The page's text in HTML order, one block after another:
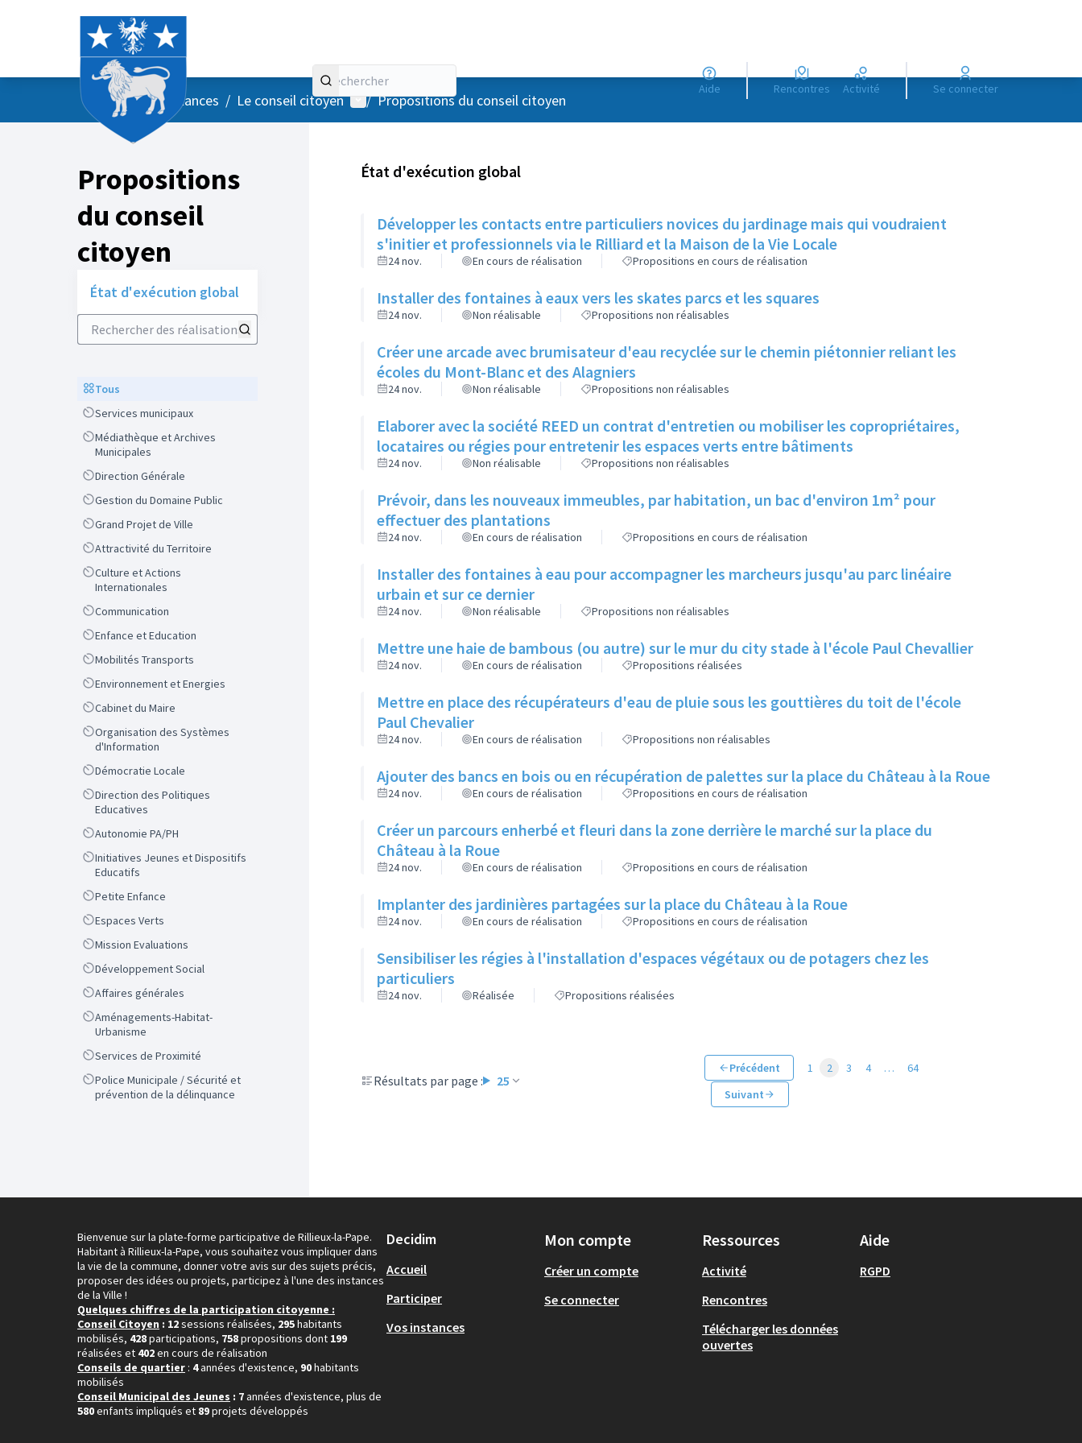
Aide Rencontres Activité Se connecter
AccueilMenu principal
/ Vos instances / Le conseil citoyen Menu utilisateur
/ Propositions du conseil citoyen
Propositions
du conseil
citoyen
État d'exécution global
Rechercher des réalisations
ScopeTous
ScopeServices municipaux
Scope
Médiathèque et Archives
Municipales
ScopeDirection Générale
ScopeGestion du Domaine Public
ScopeGrand Projet de Ville
ScopeAttractivité du Territoire
Scope
Culture et Actions
Internationales
ScopeCommunication
ScopeEnfance et Education
ScopeMobilités Transports
ScopeEnvironnement et Energies
ScopeCabinet du Maire
Scope
Organisation des Systèmes
d'Information
ScopeDémocratie Locale
Scope
Direction des Politiques
Educatives
ScopeAutonomie PA/PH
Scope
Initiatives Jeunes et Dispositifs
Educatifs
ScopePetite Enfance
ScopeEspaces Verts
ScopeMission Evaluations
ScopeDéveloppement Social
ScopeAffaires générales
Scope
Aménagements-Habitat-
Urbanisme
ScopeServices de Proximité
Scope
Police Municipale / Sécurité et
prévention de la délinquance
État d'exécution global
Développer les contacts entre particuliers novices du jardinage mais qui voudraient
s'initier et professionnels via le Rilliard et la Maison de la Vie Locale
24 nov. En cours de réalisation Propositions en cours de réalisation
Installer des fontaines à eaux vers les skates parcs et les squares
24 nov. Non réalisable Propositions non réalisables
Créer une arcade avec brumisateur d'eau recyclée sur le chemin piétonnier reliant les
écoles du Mont-Blanc et des Alagniers
24 nov. Non réalisable Propositions non réalisables
Elaborer avec la société REED un contrat d'entretien ou mobiliser les copropriétaires,
locataires ou régies pour entretenir les espaces verts entre bâtiments
24 nov. Non réalisable Propositions non réalisables
Prévoir, dans les nouveaux immeubles, par habitation, un bac d'environ 1m² pour
effectuer des plantations
24 nov. En cours de réalisation Propositions en cours de réalisation
Installer des fontaines à eau pour accompagner les marcheurs jusqu'au parc linéaire
urbain et sur ce dernier
24 nov. Non réalisable Propositions non réalisables
Mettre une haie de bambous (ou autre) sur le mur du city stade à l'école Paul Chevallier
24 nov. En cours de réalisation Propositions réalisées
Mettre en place des récupérateurs d'eau de pluie sous les gouttières du toit de l'école
Paul Chevalier
24 nov. En cours de réalisation Propositions non réalisables
Ajouter des bancs en bois ou en récupération de palettes sur la place du Château à la Roue
24 nov. En cours de réalisation Propositions en cours de réalisation
Créer un parcours enherbé et fleuri dans la zone derrière le marché sur la place du
Château à la Roue
24 nov. En cours de réalisation Propositions en cours de réalisation
Implanter des jardinières partagées sur la place du Château à la Roue
24 nov. En cours de réalisation Propositions en cours de réalisation
Sensibiliser les régies à l'installation d'espaces végétaux ou de potagers chez les
particuliers
24 nov. Réalisée Propositions réalisées
Résultats par page : 25
Précédent 1 2 3 4 …
64
Suivant
Bienvenue sur la plate-forme participative de Rillieux-la-Pape.
Habitant à Rillieux-la-Pape, vous souhaitez vous impliquer dans
la vie de la commune, donner votre avis sur des sujets précis,
proposer des idées ou projets, participez à l'une des instances
de la Ville !
Quelques chiffres de la participation citoyenne :
Conseil Citoyen : 12sessions réalisées, 295habitants
mobilisés, 428participations, 758propositions dont 199
réalisées et 402en cours de réalisation
Conseils de quartier : 4années d'existence, 90habitants
mobilisés
Conseil Municipal des Jeunes : 7années d'existence, plus de
580enfants impliqués et 89projets développés
Decidim
Accueil
Participer
Vos instances
Mon compte
Créer un compte
Se connecter
Ressources
Activité
Rencontres
Télécharger les données
ouvertes
Aide
RGPD